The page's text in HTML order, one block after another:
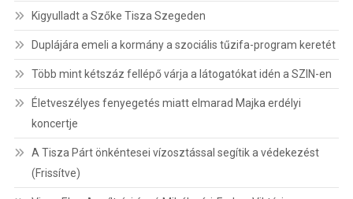
Kigyulladt a Szőke Tisza Szegeden
Duplájára emeli a kormány a szociális tűzifa-program keretét
Több mint kétszáz fellépő várja a látogatókat idén a SZIN-en
Életveszélyes fenyegetés miatt elmarad Majka erdélyi
koncertje
A Tisza Párt önkéntesei vízosztással segítik a védekezést
(Frissítve)